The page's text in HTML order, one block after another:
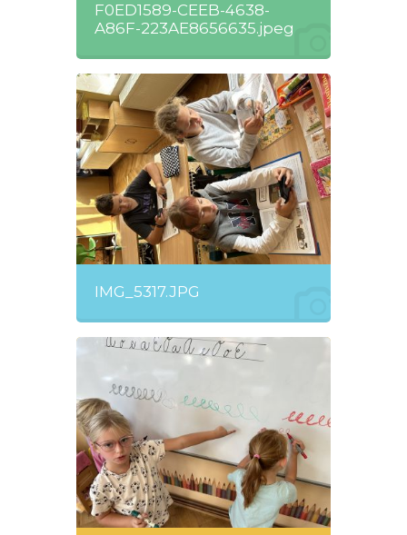
F0ED1589-CEEB-4638-
A86F-223AE8656635.jpeg
IMG_5317.JPG